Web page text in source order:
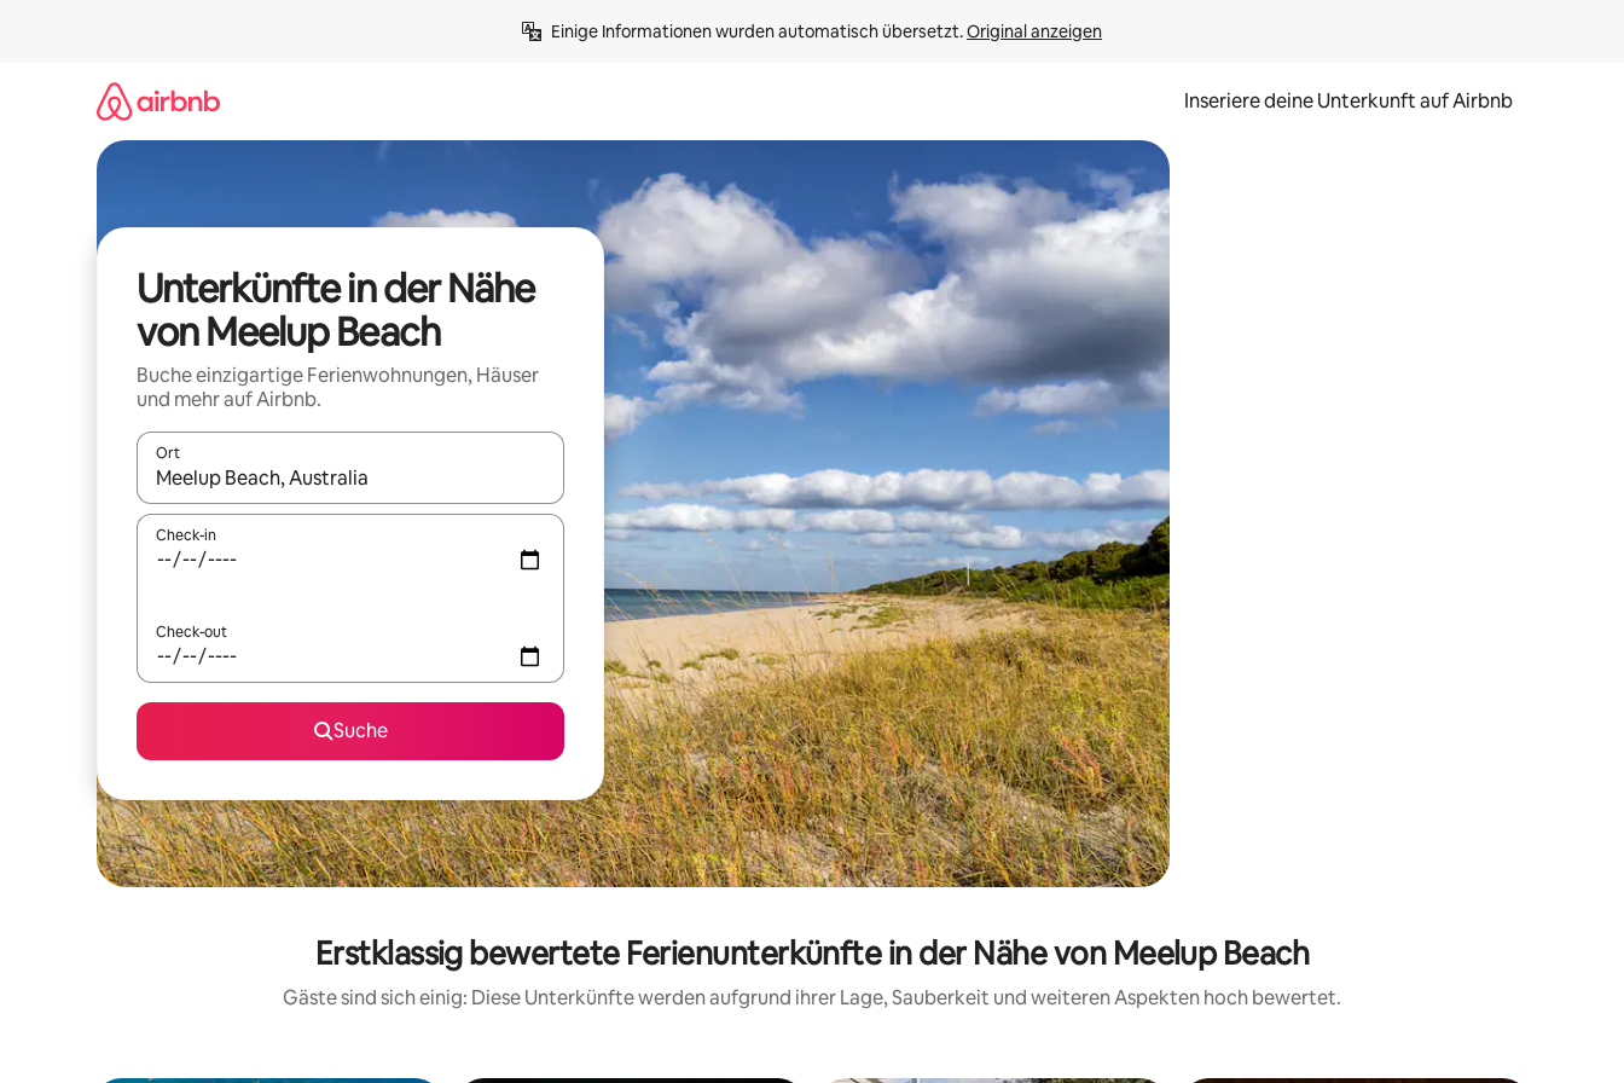
Einige Informationen wurden automatisch übersetzt. Original anzeigen
Inseriere deine Unterkunft auf Airbnb
Unterkünfte in der Nähe
von Meelup Beach
Buche einzigartige Ferienwohnungen, Häuser
und mehr auf Airbnb.
Ort
Wenn Ergebnisse verfügbar sind, navigiere mit den Pfeiltasten nach oben und unten oder erkunde die Ergebnisse durch Berühren oder Wischgesten.
Check-in
Check-out
Suche
Erstklassig bewertete Ferienunterkünfte in der Nähe von Meelup Beach
Gäste sind sich einig: Diese Unterkünfte werden aufgrund ihrer Lage, Sauberkeit und weiteren Aspekten hoch bewertet.